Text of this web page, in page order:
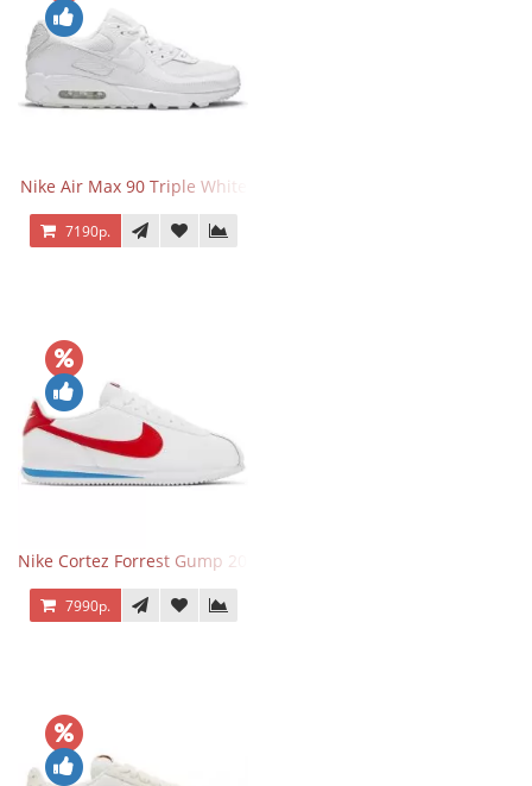
Nike Air Max 90 Triple White
7190р.
Nike Cortez Forrest Gump 2024
7990р.